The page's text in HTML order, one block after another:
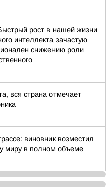
рост в нашей жизни
интеллекта зачастую
снижению роли
вся страна отмечает
виновник возместил
миру в полном объеме